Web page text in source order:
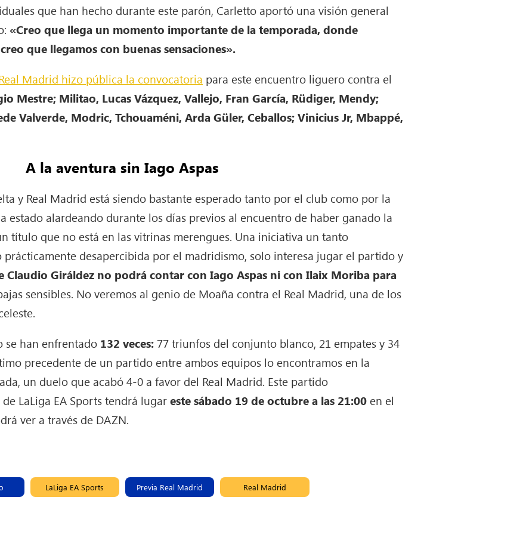
que han hecho durante este parón, Carletto aportó una visión general
«Creo que llega un momento importante de la temporada, donde
que llegamos con buenas sensaciones».
Madrid hizo pública la convocatoria para este encuentro liguero contra el
Mestre; Militao, Lucas Vázquez, Vallejo, Fran García, Rüdiger, Mendy;
Valverde, Modric, Tchouaméni, Arda Güler, Ceballos; Vinicius Jr, Mbappé,
A la aventura sin Iago Aspas
y Real Madrid está siendo bastante esperado tanto por el club como por la
estado alardeando durante los días previos al encuentro de haber ganado la
título que no está en las vitrinas merengues. Una iniciativa un tanto
desapercibida por el madridismo, solo interesa jugar el partido y
Claudio Giráldez no podrá contar con Iago Aspas ni con Ilaix Moriba para
sensibles. No veremos al genio de Moaña contra el Real Madrid, una de los
se han enfrentado 132 veces:77 triunfos del conjunto blanco, 21 empates y 34
precedente de un partido entre ambos equipos lo encontramos en la
un duelo que acabó 4-0 a favor del Real Madrid. Este partido
LaLiga EA Sports tendrá lugareste sábado 19 de octubre a las 21:00 en el
ver a través de DAZN.
LaLiga EA Sports Previa Real Madrid Real Madrid